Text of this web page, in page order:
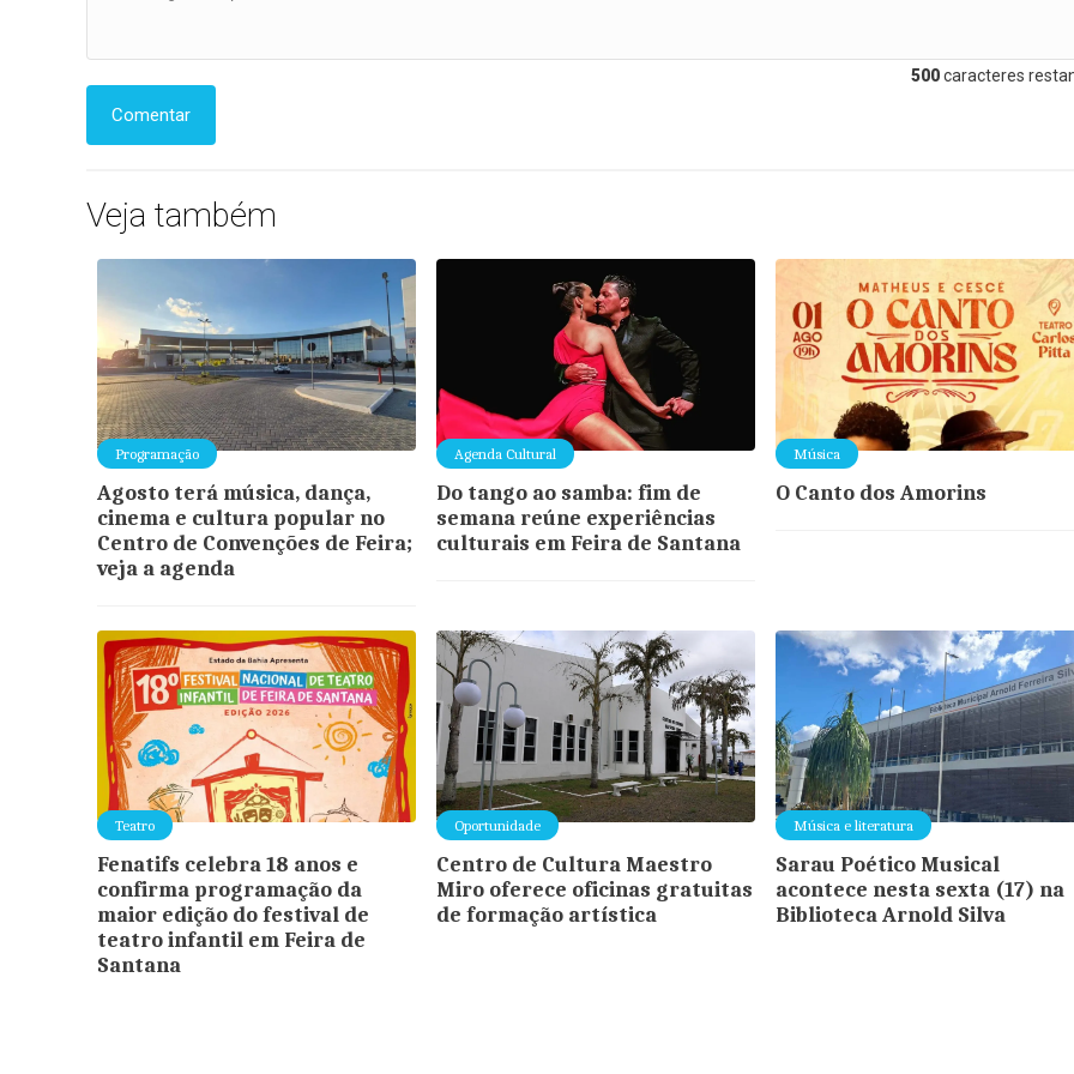
500caracteres
Comentar
Veja também
Programação
Agosto terá música, dança,
cinema e cultura popular no
Centro de Convenções de Feira;
veja a agenda
Agenda Cultural
Do tango ao samba: fim de
semana reúne experiências
culturais em Feira de Santana
Música
O Canto dos Amorins
Teatro
Fenatifs celebra 18 anos e
confirma programação da
maior edição do festival de
teatro infantil em Feira de
Santana
Oportunidade
Centro de Cultura Maestro
Miro oferece oficinas gratuitas
de formação artística
Música e literatura
Sarau Poético Musical
acontece nesta sexta (17) na
Biblioteca Arnold Silva